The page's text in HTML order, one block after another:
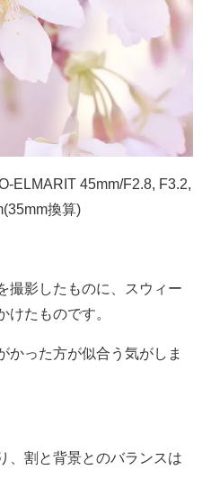
ELMARIT 45mm/F2.8, F3.2,
換算)
撮影したものに、スウィー
けたものです。
かった方が似合う気がしま
、割と背景とのバランスは